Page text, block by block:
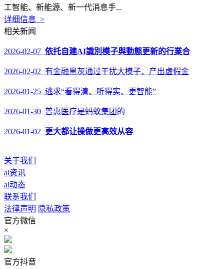
工智能、新能源、新一代消息手...
详细信息 >
相关新闻
2026-02-07 依托自建AI識別模子與動態更新的行業合
2026-02-02 有金融黑灰通过干扰大模子、产出虚假金
2026-01-25 逃求“看得清、听得实、更智能”
2026-01-30 普惠医疗是蚂蚁集团的
2026-01-02 更大都让操做更高效从容
关于我们
ai资讯
ai动态
联系我们
法律声明 隐私政策
官方微信
×
官方抖音